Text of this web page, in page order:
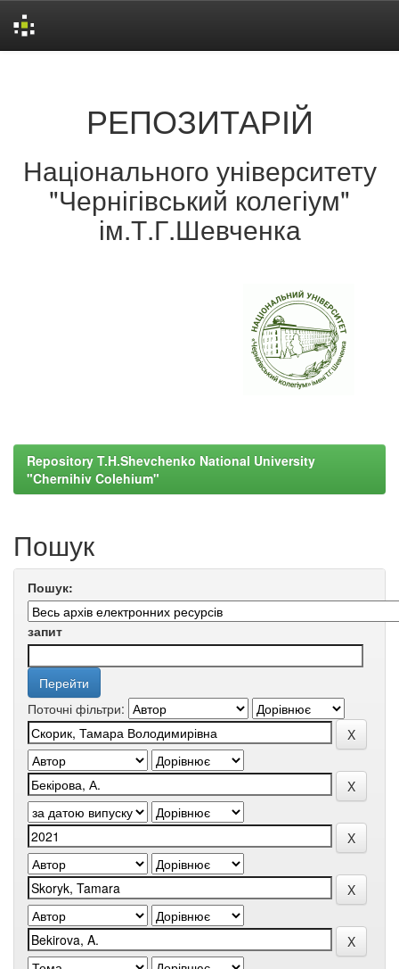
РЕПОЗИТАРІЙ
Національного університету
"Чернігівський колегіум"
ім.Т.Г.Шевченка
Repository T.H.Shevchenko National University
"Chernihiv Colehium"
Пошук
Пошук:
запит
Поточні фільтри: